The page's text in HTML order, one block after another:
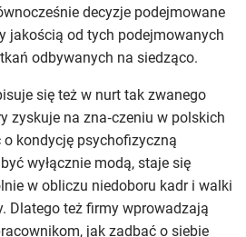
decyzje podejmowane
jakością od tych podejmowanych
odbywanych na siedząco.
się też w nurt tak zwanego
zyskuje na zna‑czeniu w polskich
o kondycję psychofizyczną
wyłącznie modą, staje się
w obliczu niedoboru kadr i walki
Dlatego też firmy wprowadzają
jak zadbać o siebie